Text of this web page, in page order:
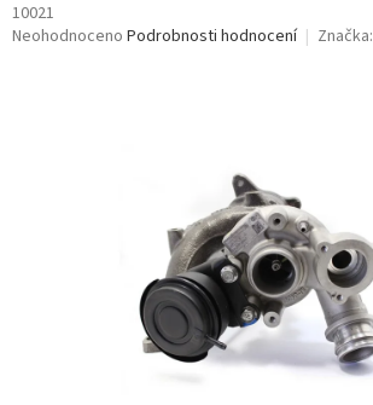
10021
Průměrné
Neohodnoceno Podrobnosti hodnocení Značka: